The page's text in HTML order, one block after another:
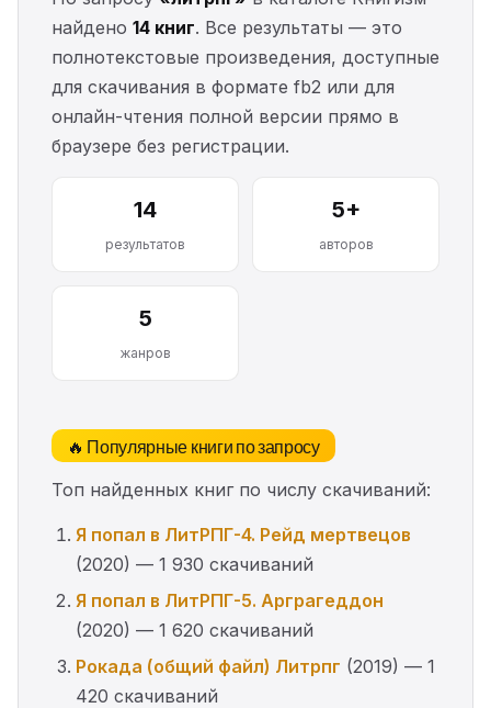
найдено 14 книг. Все результаты — это
полнотекстовые произведения, доступные
для скачивания в формате fb2 или для
онлайн-чтения полной версии прямо в
браузере без регистрации.
14
результатов
5+
авторов
5
жанров
🔥 Популярные книги по запросу
Топ найденных книг по числу скачиваний:
Я попал в ЛитРПГ-4. Рейд мертвецов
(2020) — 1 930 скачиваний
Я попал в ЛитРПГ-5. Арграгеддон
(2020) — 1 620 скачиваний
Рокада (общий файл) Литрпг (2019) — 1
420 скачиваний